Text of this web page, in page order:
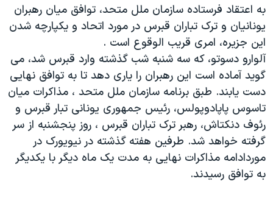
به
جستجو
گزیده‌ها
ویژه برنامه‌ها
فرهنگ و زندگی
حقوق شهروندی
اقتصادی
علم و فناوری
اسرائیل در جنگ
عملیات خشم حماسی
۲۵۰سالگی آمریکا
بایگانی برنامه‌های تلویزیونی
مستندها
انتخابات ریاست جمهوری آمریکا ۲۰۲۴
حمله جمهوری اسلامی به اسرائیل
رمز مهسا
ورزش زنان در ایران
پخش رادیویی
یادگیری زبان انگلیسی
دنبال کنید
زبانهای مختلف
به اعتقاد فرستاده سازمان ملل متحد، توافق ميان رهبران
يونانيان و ترک تباران قبرس در مورد اتحاد و يکپارچه شدن
اين جزيره، امری قريب الوقوع است .
آلوارو دسوتو، که سه شنبه شب گذشته وارد قبرس شد، می
گويد آماده است اين رهبران را ياری دهد تا به توافق نهايی
دست يابند. طبق برنامه سازمان ملل متحد ، مذاکرات ميان
تاسوس پاپادوپولس، رئيس جمهوری يونانی تبار قبرس و
رئوف دنکتاش، رهبر ترک تباران قبرس ، روز پنجشنبه از سر
گرفته خواهد شد. طرفين هفته گذشته در نيويورک در
موردادامه مذاکرات نهايی به مدت يک ماه ديگر با يکديگر
به توافق رسيدند.